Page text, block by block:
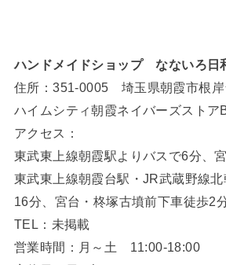
ハンドメイドショップ なないろ日
住所：351-0005 埼玉県朝霞市根岸
ハイムシティ朝霞ネイバーズストア
アクセス：
東武東上線朝霞駅よりバスで6分、
東武東上線朝霞台駅・JR武蔵野線
16分、宮台・柊塚古墳前下車徒歩2
TEL：未掲載
営業時間：月～土 11:00-18:00